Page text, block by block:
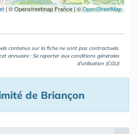
|© Openstreetmap France | ©OpenStreetMap
contenus sur la fiche ne sont pas contractuels.
annuaire : Se reporter aux conditions générales
d'utilisation (CGU)
de Briançon